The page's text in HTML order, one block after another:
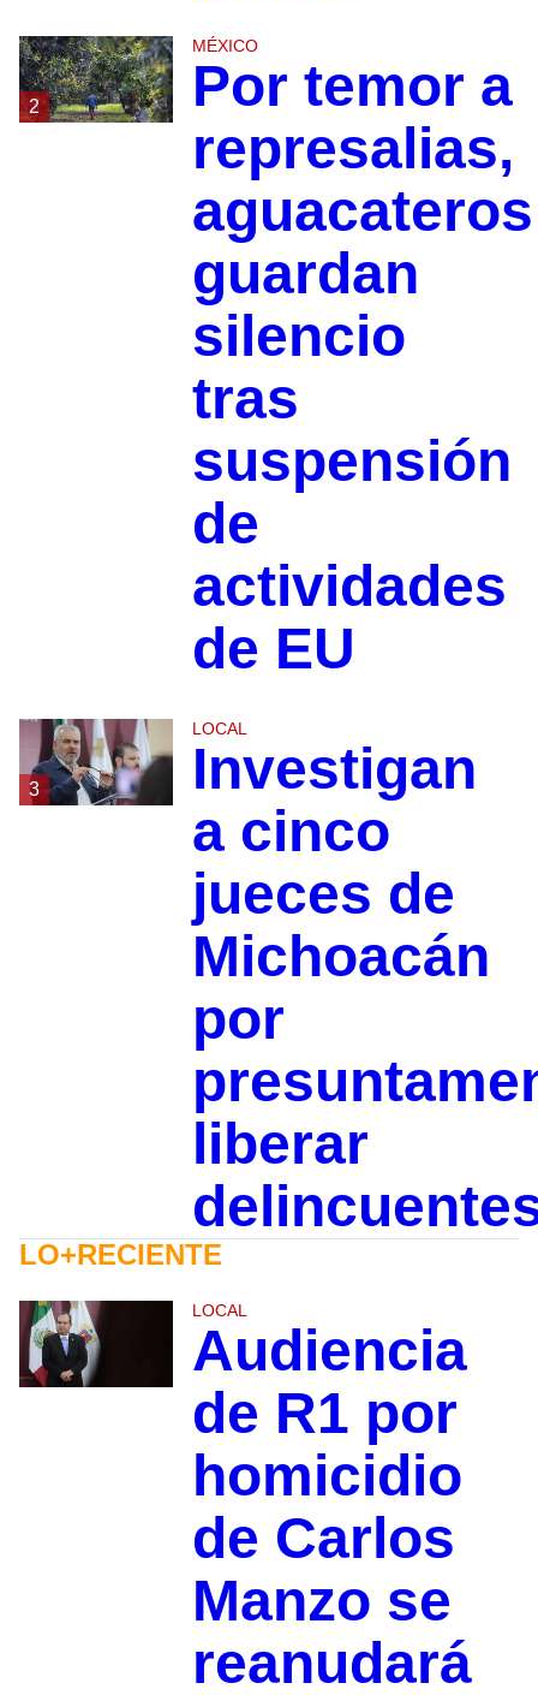
2
MÉXICO
Por temor a
represalias,
aguacateros
guardan
silencio
tras
suspensión
de
actividades
de EU
3
LOCAL
Investigan
a cinco
jueces de
Michoacán
por
liberar
LO+RECIENTE
LOCAL
Audiencia
de R1 por
homicidio
de Carlos
Manzo se
reanudará